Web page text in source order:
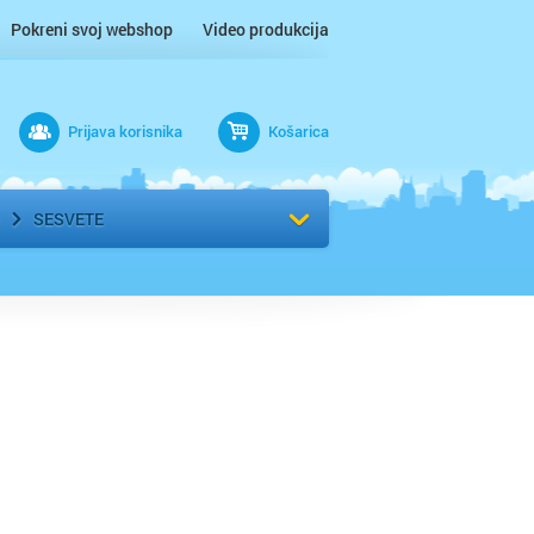
Pokreni svoj webshop Video produkcija
Prijava korisnika Košarica
SESVETE